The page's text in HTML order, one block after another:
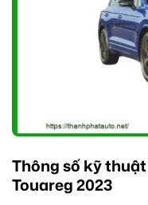
Thông số kỹ
Touareg 2023